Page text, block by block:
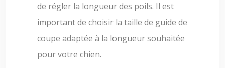
de régler la longueur des poils. Il est
important de choisir la taille de guide de
coupe adaptée à la longueur souhaitée
pour votre chien.